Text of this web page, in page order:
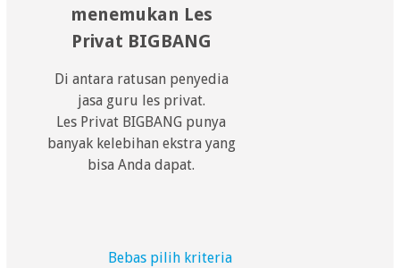
menemukan Les
Privat BIGBANG
Di antara ratusan penyedia
jasa guru les privat.
Les Privat BIGBANG punya
banyak kelebihan ekstra yang
bisa Anda dapat.
Bebas pilih kriteria